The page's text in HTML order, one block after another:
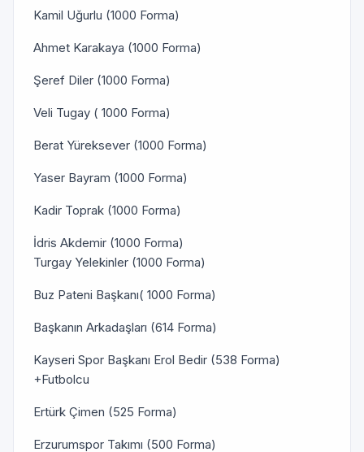
Kamil Uğurlu (1000 Forma)
Ahmet Karakaya (1000 Forma)
Şeref Diler (1000 Forma)
Veli Tugay ( 1000 Forma)
Berat Yüreksever (1000 Forma)
Yaser Bayram (1000 Forma)
Kadir Toprak (1000 Forma)
İdris Akdemir (1000 Forma)
Turgay Yelekinler (1000 Forma)
Buz Pateni Başkanı( 1000 Forma)
Başkanın Arkadaşları (614 Forma)
Kayseri Spor Başkanı Erol Bedir (538 Forma)
+Futbolcu
Ertürk Çimen (525 Forma)
Erzurumspor Takımı (500 Forma)